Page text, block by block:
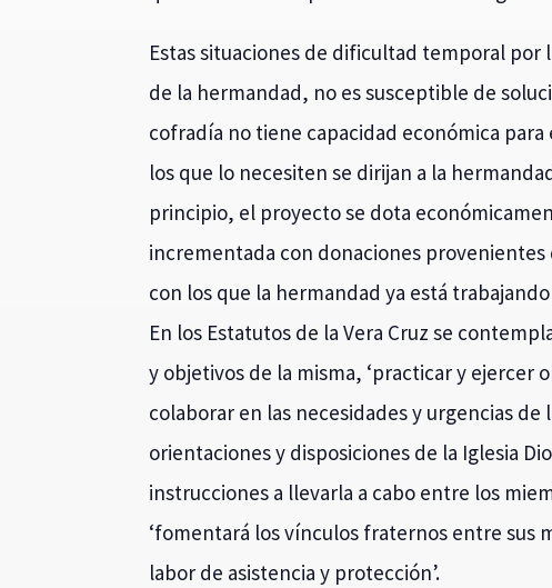
Estas situaciones de dificultad temporal
de la hermandad, no es susceptible de
cofradía no tiene capacidad económica
los que lo necesiten se dirijan a la
principio, el proyecto se dota
incrementada con donaciones
con los que la hermandad ya está
En los Estatutos de la Vera Cruz se
y objetivos de la misma, ‘practicar y ejercer
colaborar en las necesidades y urgencias
orientaciones y disposiciones de la Iglesia
instrucciones a llevarla a cabo entre los
‘fomentará los vínculos fraternos entre sus
labor de asistencia y protección’.